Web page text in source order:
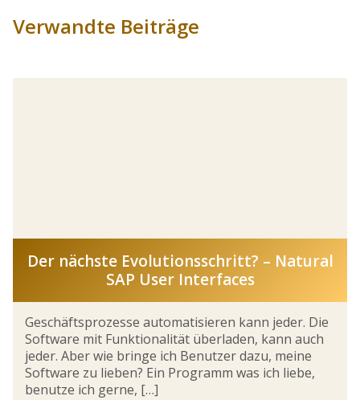
Verwandte Beiträge
Der nächste Evolutionsschritt? – Natural
SAP User Interfaces
Geschäftsprozesse automatisieren kann jeder. Die
Software mit Funktionalität überladen, kann auch
jeder. Aber wie bringe ich Benutzer dazu, meine
Software zu lieben? Ein Programm was ich liebe,
benutze ich gerne, […]